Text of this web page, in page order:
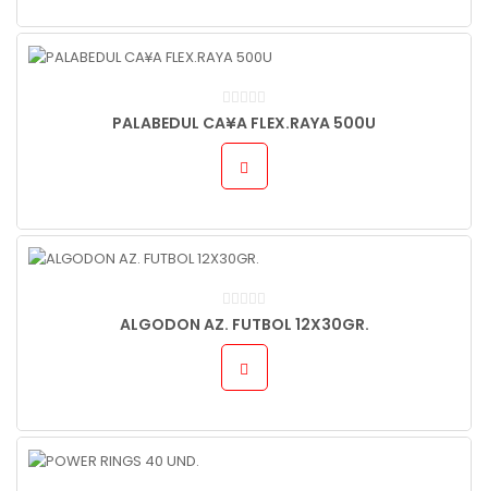
PALABEDUL CA¥A FLEX.RAYA 500U
ALGODON AZ. FUTBOL 12X30GR.